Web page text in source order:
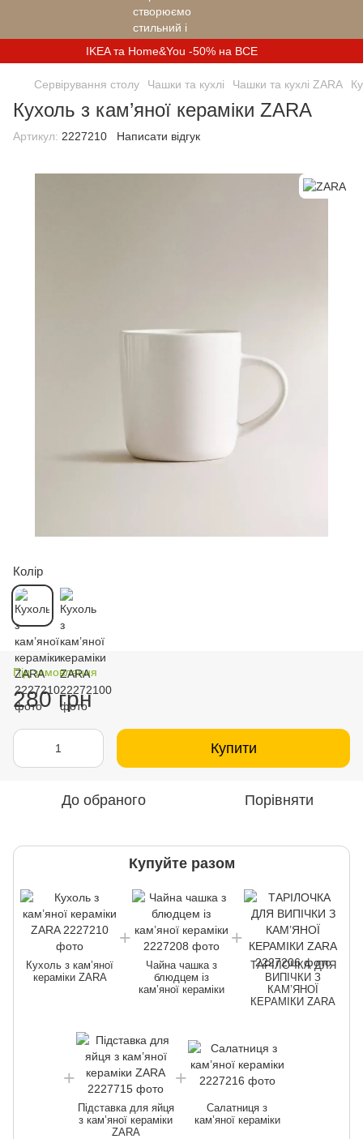
IKEA та Home&You -50% на ВСЕ
Сервірування столу Чашки та кухлі Чашки та кухлі ZARA
Кухоль з кам’яної кераміки ZARA
Артикул: 2227210 Написати відгук
Колір
Під замовлення
280 грн
Купити
До обраного Порівняти
Купуйте разом
Кухоль з кам’яної
кераміки ZARA
Чайна чашка з
блюдцем із
кам’яної кераміки
ТАРІЛОЧКА ДЛЯ
ВИПІЧКИ З
КАМ’ЯНОЇ
КЕРАМІКИ ZARA
Підставка для яйця
з кам’яної кераміки
ZARA
Салатниця з
кам’яної кераміки